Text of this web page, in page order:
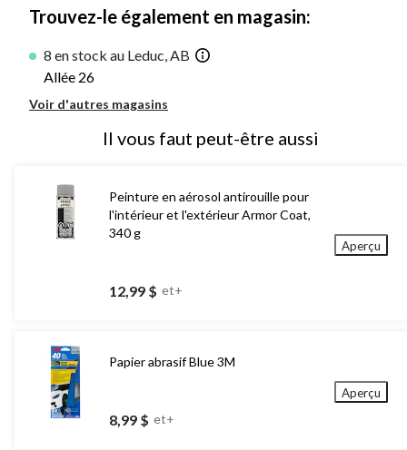
Trouvez-le également en magasin:
8 en stock au Leduc, AB
Allée 26
Voir d'autres magasins
Il vous faut peut-être aussi
Peinture en aérosol antirouille pour
l'intérieur et l'extérieur Armor Coat,
340 g
12,99 $ et+
Aperçu
Papier abrasif Blue 3M
8,99 $ et+
Aperçu